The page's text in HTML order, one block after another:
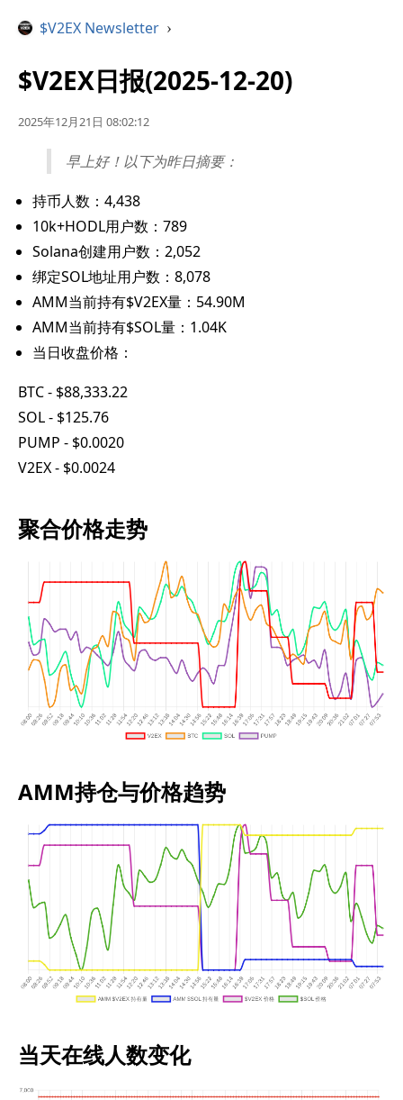
$V2EX Newsletter ›
$V2EX日报(2025-12-20)
2025年12月21日 08:02:12
早上好！以下为昨日摘要：
持币人数：4,438
10k+HODL用户数：789
Solana创建用户数：2,052
绑定SOL地址用户数：8,078
AMM当前持有$V2EX量：54.90M
AMM当前持有$SOL量：1.04K
当日收盘价格：
BTC - $88,333.22
SOL - $125.76
PUMP - $0.0020
V2EX - $0.0024
聚合价格走势
AMM持仓与价格趋势
当天在线人数变化